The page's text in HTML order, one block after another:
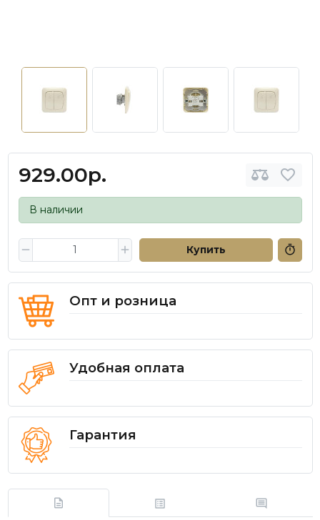
929.00р.
В наличии
Купить
Опт и розница
Удобная оплата
Гарантия